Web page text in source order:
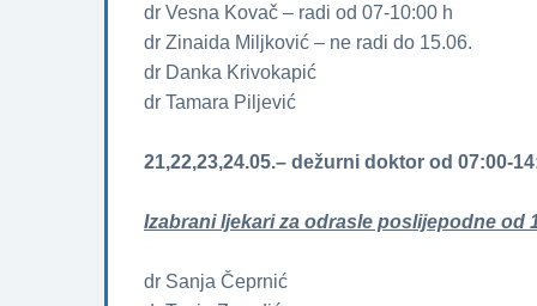
dr Vesna Kovač – radi od 07-10:00 h
dr Zinaida Miljković – ne radi do 15.06.
dr Danka Krivokapić
dr Tamara Piljević
21,22,23,24.05.– dežurni doktor od 07:00-
Izabrani ljekari za odrasle poslijepodne od
dr Sanja Čeprnić